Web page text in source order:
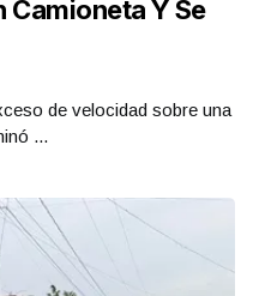
Camioneta Y Se
de velocidad sobre una
...